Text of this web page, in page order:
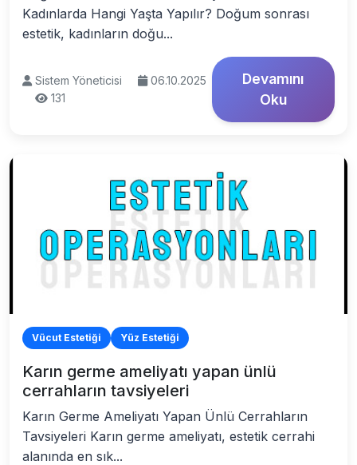
Kadınlarda Hangi Yaşta Yapılır? Doğum sonrası
estetik, kadınların doğu...
Sistem Yöneticisi
06.10.2025
131
Devamını
Oku
Vücut Estetiği Yüz Estetiği
Karın germe ameliyatı yapan ünlü
cerrahların tavsiyeleri
Karın Germe Ameliyatı Yapan Ünlü Cerrahların
Tavsiyeleri Karın germe ameliyatı, estetik cerrahi
alanında en sık...